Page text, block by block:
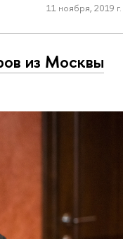
11 ноября, 2019 г.
из Москвы